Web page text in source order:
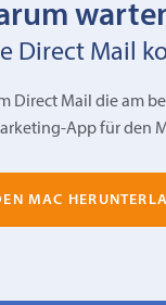
Direct Mail
Direct Mail die am
App für den
MAC